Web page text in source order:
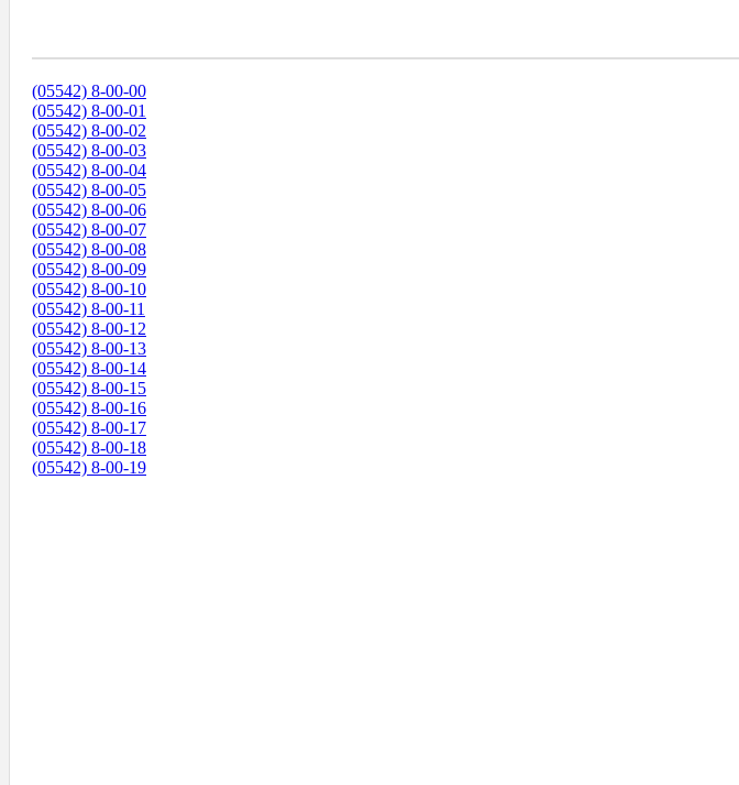
(05542) 8-00-00
(05542) 8-00-01
(05542) 8-00-02
(05542) 8-00-03
(05542) 8-00-04
(05542) 8-00-05
(05542) 8-00-06
(05542) 8-00-07
(05542) 8-00-08
(05542) 8-00-09
(05542) 8-00-10
(05542) 8-00-11
(05542) 8-00-12
(05542) 8-00-13
(05542) 8-00-14
(05542) 8-00-15
(05542) 8-00-16
(05542) 8-00-17
(05542) 8-00-18
(05542) 8-00-19